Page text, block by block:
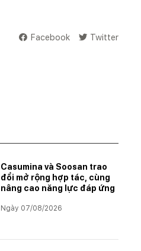
Facebook Twitter
Casumina và Soosan trao
đổi mở rộng hợp tác, cùng
nâng cao năng lực đáp ứng
Ngày 07/08/2026